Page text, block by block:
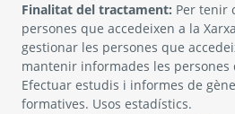
Finalitat del tractament: Per tenir
persones que accedeixen a la
gestionar les persones que
mantenir informades les persones
Efectuar estudis i informes de
formatives. Usos estadístics.